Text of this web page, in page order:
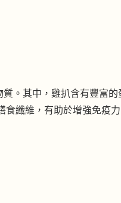
。其中，雞扒含有豐富的
纖維，有助於增強免疫力